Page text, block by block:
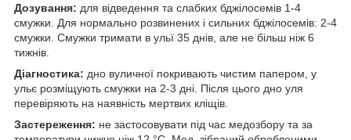
Дозування: для відведення та слабких бджілосемів 1-4
смужки. Для нормально розвинених і сильних бджілосемів: 2-4
смужки. Смужки тримати в ульї 35 днів, але не більш ніж 6
тижнів.
Діагностика: дно вуличної покривають чистим папером, у
ульє розміщують смужки на 2-3 дні. Після цього дно уля
перевіряють на наявність мертвих кліщів.
Застереження: не застосовувати під час медозбору та за